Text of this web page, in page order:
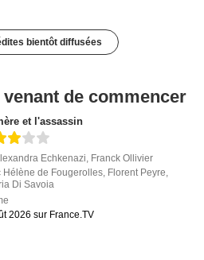
bientôt diffusées
de commencer
et l'assassin
Echkenazi, Franck Ollivier
Hélène de Fougerolles, Florent Peyre,
Di Savoia
2026 sur France.TV